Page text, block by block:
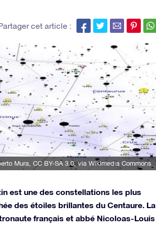
cet article :
Mura CC BY-SA 3.0, via Wikimedia Commons
est une des constellations les plus
des étoiles brillantes du Centaure. La
français et abbé Nicoloas-Louis